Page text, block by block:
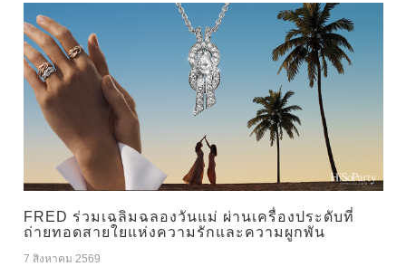
FRED ร่วมเฉลิมฉลองวันแม่ ผ่านเครื่องประดับที่
ถ่ายทอดสายใยแห่งความรักและความผูกพัน
7 สิงหาคม 2569